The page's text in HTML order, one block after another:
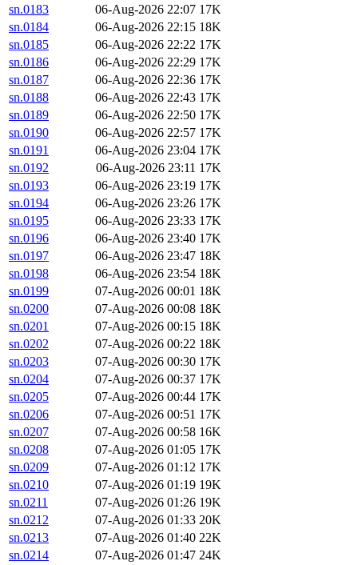
sn.0183
06-Aug-2026 22:07 17K
sn.0184
06-Aug-2026 22:15 18K
sn.0185
06-Aug-2026 22:22 17K
sn.0186
06-Aug-2026 22:29 17K
sn.0187
06-Aug-2026 22:36 17K
sn.0188
06-Aug-2026 22:43 17K
sn.0189
06-Aug-2026 22:50 17K
sn.0190
06-Aug-2026 22:57 17K
sn.0191
06-Aug-2026 23:04 17K
sn.0192
06-Aug-2026 23:11 17K
sn.0193
06-Aug-2026 23:19 17K
sn.0194
06-Aug-2026 23:26 17K
sn.0195
06-Aug-2026 23:33 17K
sn.0196
06-Aug-2026 23:40 17K
sn.0197
06-Aug-2026 23:47 18K
sn.0198
06-Aug-2026 23:54 18K
sn.0199
07-Aug-2026 00:01 18K
sn.0200
07-Aug-2026 00:08 18K
sn.0201
07-Aug-2026 00:15 18K
sn.0202
07-Aug-2026 00:22 18K
sn.0203
07-Aug-2026 00:30 17K
sn.0204
07-Aug-2026 00:37 17K
sn.0205
07-Aug-2026 00:44 17K
sn.0206
07-Aug-2026 00:51 17K
sn.0207
07-Aug-2026 00:58 16K
sn.0208
07-Aug-2026 01:05 17K
sn.0209
07-Aug-2026 01:12 17K
sn.0210
07-Aug-2026 01:19 19K
sn.0211
07-Aug-2026 01:26 19K
sn.0212
07-Aug-2026 01:33 20K
sn.0213
07-Aug-2026 01:40 22K
sn.0214
07-Aug-2026 01:47 24K